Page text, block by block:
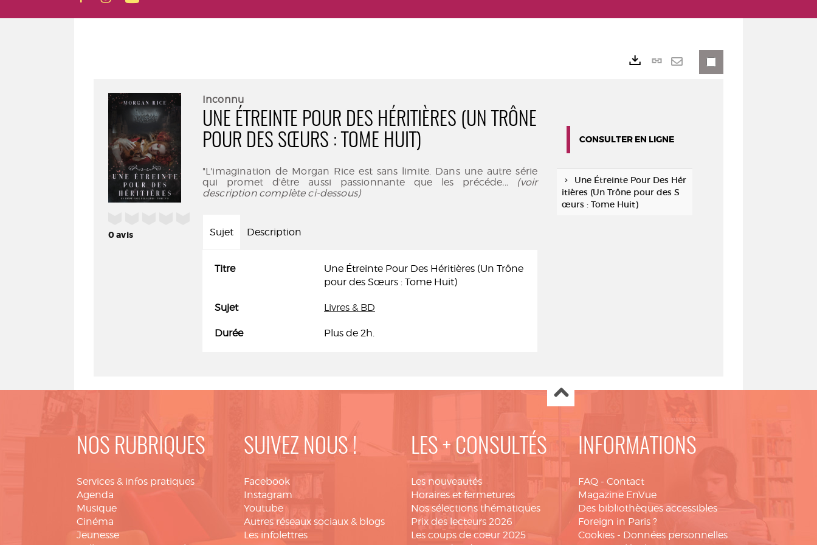
0avis
Inconnu
UNE ÉTREINTE POUR DES HÉRITIÈRES (UN TRÔNE
POUR DES SŒURS : TOME HUIT)
"L'imagination de Morgan Rice est sans limite. Dans une autre série
qui promet d'être aussi passionnante que les précéde... (voir
description complète ci-dessous)
Sujet Description
Titre
Une Étreinte Pour Des Héritières (Un Trône
pour des Sœurs : Tome Huit)
Sujet Livres & BD
Durée Plus de 2h.
Lien
CONSULTER EN LIGNE
Une Étreinte Pour Des Hér
itières (Un Trône pour des S
œurs : Tome Huit)
NOS RUBRIQUES
Services & infos pratiques
Agenda
Musique
Cinéma
Jeunesse
SUIVEZ NOUS !
Facebook
Instagram
Youtube
Autres réseaux sociaux & blogs
Les infolettres
LES + CONSULTÉS
Les nouveautés
Horaires et fermetures
Nos sélections thématiques
Prix des lecteurs 2026
Les coups de coeur 2025
INFORMATIONS
FAQ - Contact
Magazine EnVue
Des bibliothèques accessibles
Foreign in Paris ?
Cookies - Données personnelles